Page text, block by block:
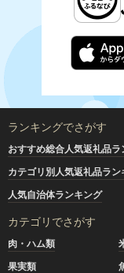
ランキングでさがす
おすすめ総合人気返礼品ラ
カテゴリ別人気返礼品ラン
人気自治体ランキング
カテゴリでさがす
肉・ハム類
果実類